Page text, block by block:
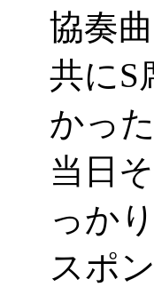
協奏曲
共にS
かっ
当日
っか
スポ